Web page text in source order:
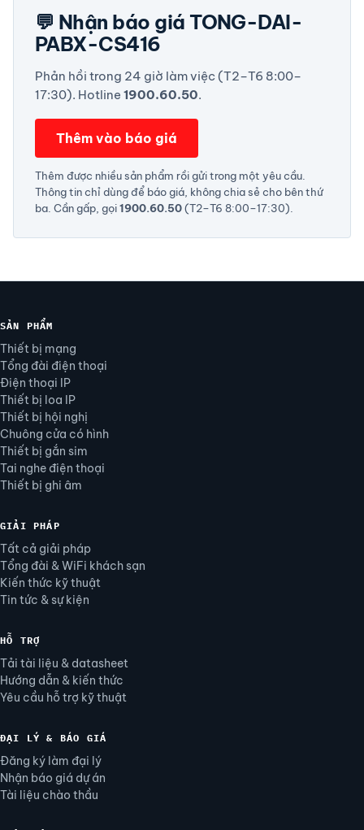
💬 Nhận báo giá TONG-DAI-
PABX-CS416
Phản hồi trong 24 giờ làm việc (T2–T6 8:00–
17:30). Hotline 1900.60.50.
Thêm vào báo giá
Thêm được nhiều sản phẩm rồi gửi trong một yêu cầu.
Thông tin chỉ dùng để báo giá, không chia sẻ cho bên thứ
ba. Cần gấp, gọi1900.60.50(T2–T6 8:00–17:30).
SẢN PHẨM
Thiết bị mạng
Tổng đài điện thoại
Điện thoại IP
Thiết bị loa IP
Thiết bị hội nghị
Chuông cửa có hình
Thiết bị gắn sim
Tai nghe điện thoại
Thiết bị ghi âm
GIẢI PHÁP
Tất cả giải pháp
Tổng đài & WiFi khách sạn
Kiến thức kỹ thuật
Tin tức & sự kiện
HỖ TRỢ
Tải tài liệu & datasheet
Hướng dẫn & kiến thức
Yêu cầu hỗ trợ kỹ thuật
ĐẠI LÝ & BÁO GIÁ
Đăng ký làm đại lý
Nhận báo giá dự án
Tài liệu chào thầu